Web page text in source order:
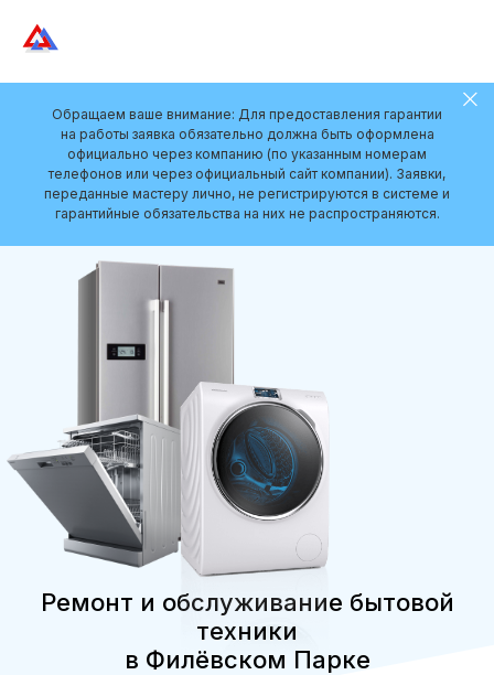
Обращаем ваше внимание: Для предоставления гарантии
на работы заявка обязательно должна быть оформлена
официально через компанию (по указанным номерам
телефонов или через официальный сайт компании). Заявки,
переданные мастеру лично, не регистрируются в системе и
гарантийные обязательства на них не распространяются.
Ремонт и обслуживание бытовой
техники
в Филёвском Парке